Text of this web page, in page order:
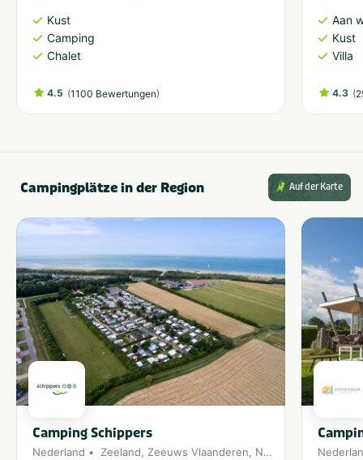
Kust
Camping
Chalet
4.5 (1100 Bewertungen)
Aan
Kust
Villa
4.3 (
Campingplätze in der Region Auf der Karte
Camping Schippers
Nederland Zeeland, Zeeuws Vlaanderen, Noordzee